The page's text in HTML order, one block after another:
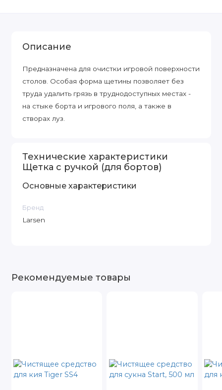
Описание
Предназначена для очистки игровой поверхности
столов. Особая форма щетины позволяет без
труда удалить грязь в труднодоступных местах -
на стыке борта и игрового поля, а также в
створах луз.
Технические характеристики
Щетка с ручкой (для бортов)
Основные характеристики
Бренд
Larsen
Рекомендуемые товары